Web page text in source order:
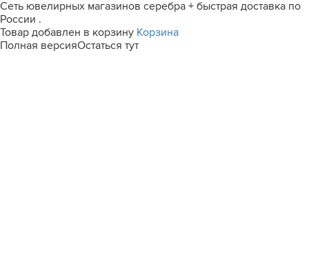
Сеть ювелирных магазинов серебра + быстрая доставка по
России .
Товар добавлен в корзину Корзина
Полная версияОстаться тут